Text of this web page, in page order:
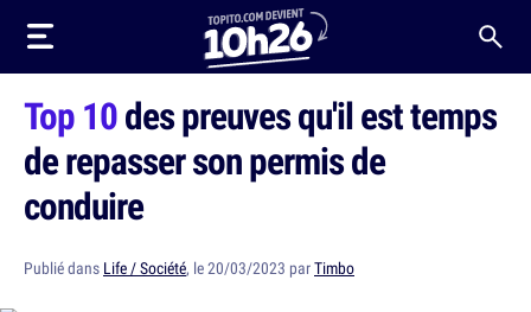
Top 10des preuves qu'il est temps
de repasser son permis de
conduire
Publié dans Life / Société, le 20/03/2023 parTimbo